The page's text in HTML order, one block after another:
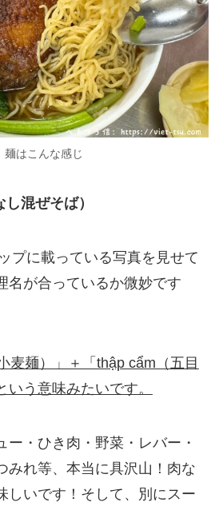
麺はこんな感じ
混ぜそば）
プに載っている写真を見せて
名が合っているか微妙です
麦麺）」＋「thập cẩm（五目
いう意味みたいです。
ー・ひき肉・野菜・レバー・
みれ等、本当に具沢山！肉な
しいです！そして、別にスー